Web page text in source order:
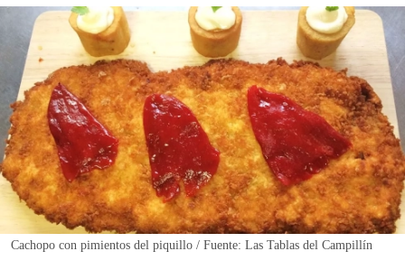
REGISTRO
INICIAR SESIÓN
Cachopo con pimientos del piquillo / Fuente: Las Tablas del Campillín